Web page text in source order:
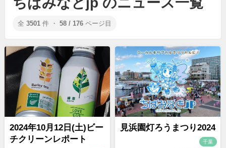
全 3501 件 ・ 58 / 176 ページ目
2024年10月12日(土)ビー
チクリーンレポート
見浜園灯ろうまつり2024
千葉